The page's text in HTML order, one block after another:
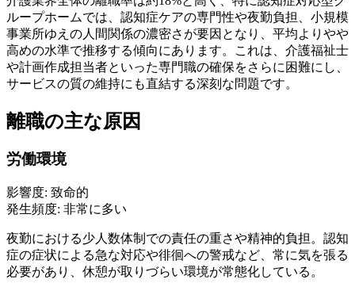
ループホームでは、認知症ケアの専門性や夜勤負担、小規模
事業所ゆえの人間関係の濃密さが要因となり、平均よりやや
高めの水準で推移する傾向にあります。これは、介護福祉士
や計画作成担当者といった専門職の確保をさらに困難にし、
サービスの質の維持にも直結する深刻な問題です。
離職の主な原因
労働環境
影響度: 致命的
発生頻度: 非常に多い
夜勤における少人数体制での責任の重さや精神的負担。認知
症の症状による急な対応や徘徊への警戒など、常に気を張る
必要があり、休憩が取りづらい環境が常態化している。